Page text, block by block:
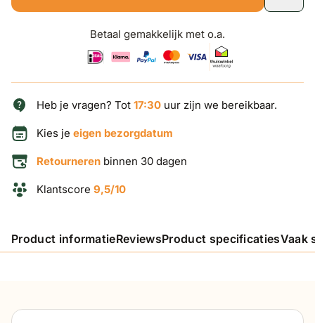
Betaal gemakkelijk met o.a.
Heb je vragen? Tot 17:30 uur zijn we bereikbaar.
Kies je eigen bezorgdatum
Retourneren binnen 30 dagen
Klantscore 9,5/10
Product informatieReviewsProduct specificatiesVaak